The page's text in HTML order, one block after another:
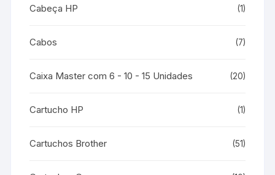
Cabeça HP (1)
Cabos (7)
Caixa Master com 6 - 10 - 15 Unidades (20)
Cartucho HP (1)
Cartuchos Brother (51)